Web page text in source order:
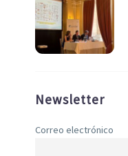
Newsletter
Correo electrónico